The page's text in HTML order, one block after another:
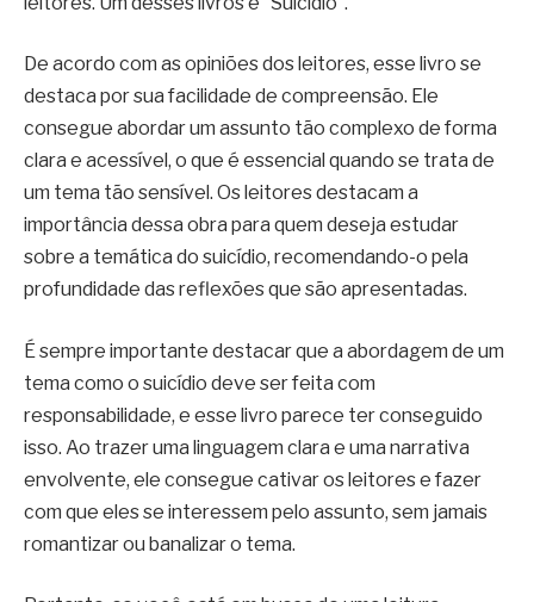
De acordo com as opiniões dos leitores, esse livro se
destaca por sua facilidade de compreensão. Ele
consegue abordar um assunto tão complexo de forma
clara e acessível, o que é essencial quando se trata de
um tema tão sensível. Os leitores destacam a
importância dessa obra para quem deseja estudar
sobre a temática do suicídio, recomendando-o pela
profundidade das reflexões que são apresentadas.
É sempre importante destacar que a abordagem de um
tema como o suicídio deve ser feita com
responsabilidade, e esse livro parece ter conseguido
isso. Ao trazer uma linguagem clara e uma narrativa
envolvente, ele consegue cativar os leitores e fazer
com que eles se interessem pelo assunto, sem jamais
romantizar ou banalizar o tema.